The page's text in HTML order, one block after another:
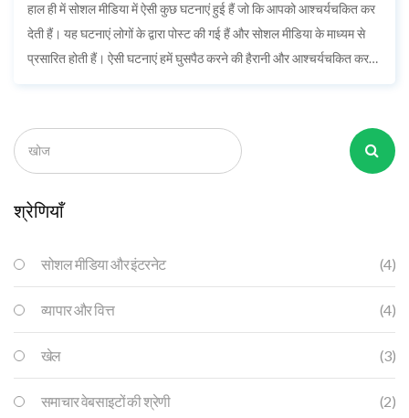
हाल ही में सोशल मीडिया में ऐसी कुछ घटनाएं हुई हैं जो कि आपको आश्चर्यचकित कर
देती हैं। यह घटनाएं लोगों के द्वारा पोस्ट की गई हैं और सोशल मीडिया के माध्यम से
प्रसारित होती हैं। ऐसी घटनाएं हमें घुसपैठ करने की हैरानी और आश्चर्यचकित कर
श्रेणियाँ
सोशल मीडिया और इंटरनेट (4)
व्यापार और वित्त (4)
खेल (3)
समाचार वेबसाइटों की श्रेणी (2)